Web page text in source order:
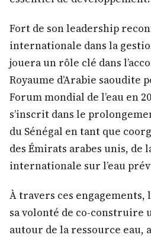
Fort de son leadership
internationale dans la
jouera un rôle clé dans
Royaume d’Arabie saoudite
Forum mondial de l’eau en
s’inscrit dans le
du Sénégal en tant que
des Émirats arabes unis, de
internationale sur l’eau
À travers ces engagements,
sa volonté de co-construire
autour de la ressource eau,